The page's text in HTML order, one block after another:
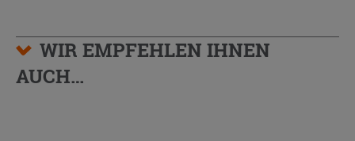
WIR EMPFEHLEN IHNEN
AUCH…